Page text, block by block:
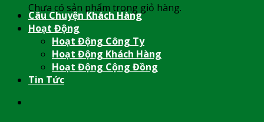
Chưa có sản phẩm trong giỏ hàng.
Câu Chuyện Khách Hàng
Hoạt Động
Hoạt Động Công Ty
Hoạt Động Khách Hàng
Hoạt Động Cộng Đồng
Tin Tức